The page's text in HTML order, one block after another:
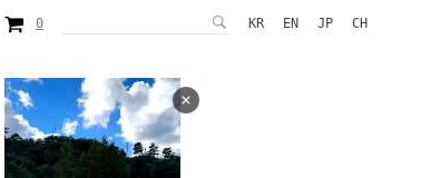
0 KR EN JP CH